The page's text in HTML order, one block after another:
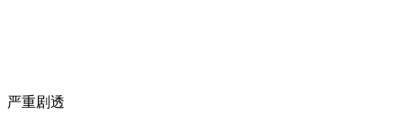
严重剧透